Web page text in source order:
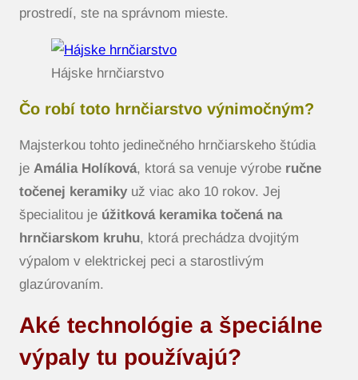
prostredí, ste na správnom mieste.
Hájske hrnčiarstvo
Čo robí toto hrnčiarstvo výnimočným?
Majsterkou tohto jedinečného hrnčiarskeho štúdia
je Amália Holíková, ktorá sa venuje výrobe ručne
točenej keramiky už viac ako 10 rokov. Jej
špecialitou je úžitková keramika točená na
hrnčiarskom kruhu, ktorá prechádza dvojitým
výpalom v elektrickej peci a starostlivým
glazúrovaním.
Aké technológie a špeciálne
výpaly tu používajú?